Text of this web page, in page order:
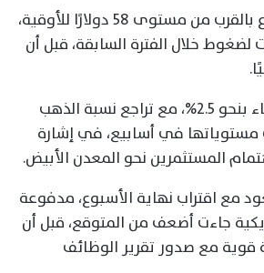
وبدأت الفضة الأسبوع بالقرب من مستوى 58 دولارًا للأوقية،
خلال الفترة السابقة، قبل أن
وارتفعت الفضة الثلاثاء بنحو 2.5%، مع تراجع نسبة الذهب
مستوياتها في أسابيع، في إشارة
المستثمرين نحو المعدن الأبيض.
مع اقتراب نهاية الأسبوع، مدفوعة
جاءت أضعف من المتوقع، قبل أن
قوية مع صدور تقرير الوظائف